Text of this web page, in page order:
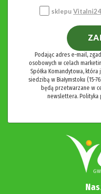
sklepu
Podając adres e-mail,
osobowych w celach
Spółka Komandytowa,
siedzibą w Białymstoku (15-
będą przetwarzane w
newslettera.